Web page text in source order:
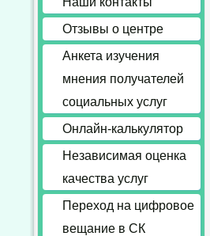
Отзывы о центре
Анкета изучения
мнения получателей
социальных услуг
Онлайн-калькулятор
Независимая оценка
качества услуг
Переход на цифровое
вещание в СК